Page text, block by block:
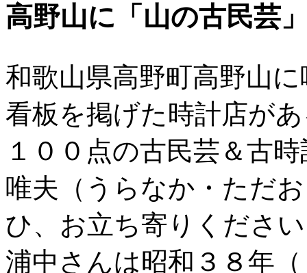
高野山に「山の古民芸
和歌山県高野町高野山
看板を掲げた時計店が
１００点の古民芸＆古
唯夫（うらなか・ただ
ひ、お立ち寄りくださ
浦中さんは昭和３８年